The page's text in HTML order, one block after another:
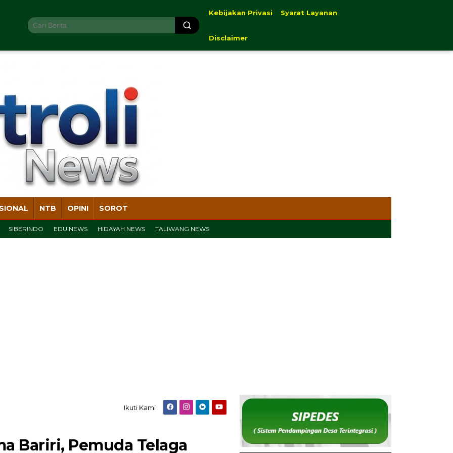
Kebijakan Privasi Syarat Layanan
Disclaimer
NTB OPINI SOROT
SIBERINDO EDU NEWS HIDAYAH NEWS TALIWANG NEWS
Ikuti Kami
Bariri, Pemuda Telaga